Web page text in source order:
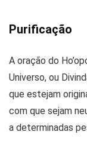
Purificação
A oração do
Universo, ou
que estejam
com que sejam
a determinadas